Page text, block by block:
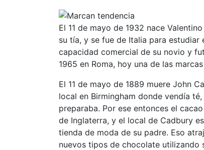
El 11 de mayo de 1932 nace
su tía, y se fue de Italia para estudiar
capacidad comercial de su novio y
1965 en Roma, hoy una de las
El 11 de mayo de 1889 muere John
local en Birmingham donde vendía
preparaba. Por ese entonces el
de Inglaterra, y el local de Cadbury
tienda de moda de su padre. Eso
nuevos tipos de chocolate